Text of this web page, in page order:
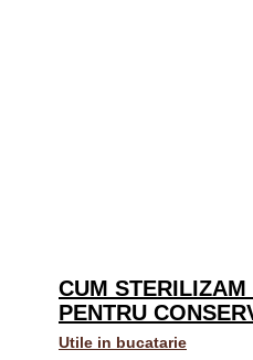
CUM
PENTRU
Utile in bucatarie